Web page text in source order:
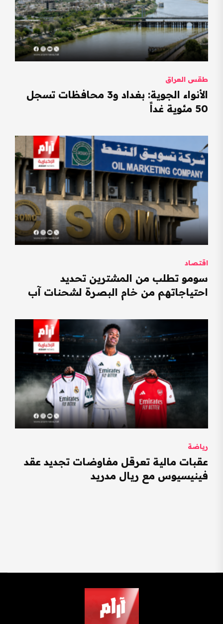
طقس العراق
الأنواء الجوية: بغداد و3 محافظات تسجل
50 مئوية غداً
اقتصاد
سومو تطلب من المشترين تحديد
احتياجاتهم من خام البصرة لشحنات آب
رياضة
عقبات مالية تعرقل مفاوضات تجديد عقد
فينيسيوس مع ريال مدريد